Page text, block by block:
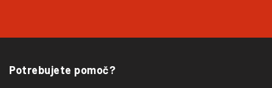
Potrebujete pomoč?